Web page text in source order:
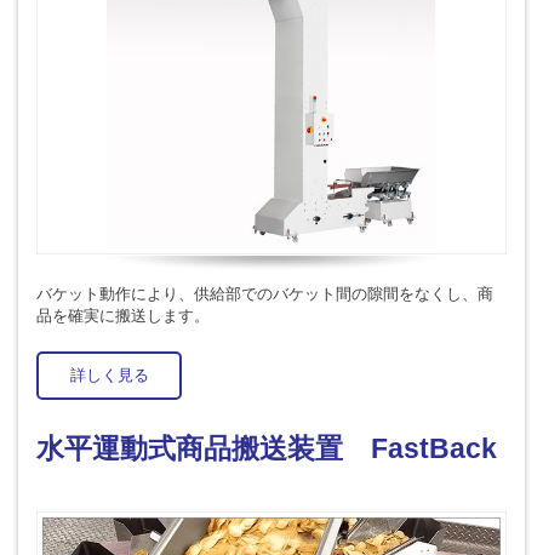
バケット動作により、供給部でのバケット間の隙間をなくし、商
品を確実に搬送します。
詳しく見る
水平運動式商品搬送装置 FastBack